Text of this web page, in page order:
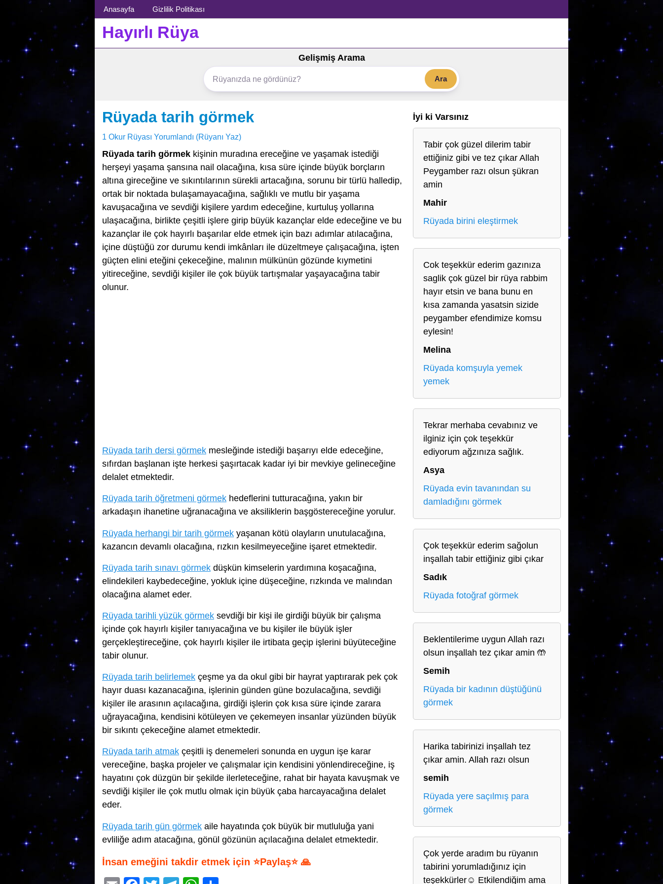
Menü
Anasayfa Gizlilik Politikası
Hayırlı Rüya
Gelişmiş Arama
Ara
Rüyada tarih görmek
1 Okur Rüyası Yorumlandı (Rüyanı Yaz)
Rüyada tarih görmek kişinin muradına ereceğine ve yaşamak istediği
herşeyi yaşama şansına nail olacağına, kısa süre içinde büyük borçların
altına gireceğine ve sıkıntılarının sürekli artacağına, sorunu bir türlü halledip,
ortak bir noktada bulaşamayacağına, sağlıklı ve mutlu bir yaşama
kavuşacağına ve sevdiği kişilere yardım edeceğine, kurtuluş yollarına
ulaşacağına, birlikte çeşitli işlere girip büyük kazançlar elde edeceğine ve bu
kazançlar ile çok hayırlı başarılar elde etmek için bazı adımlar atılacağına,
içine düştüğü zor durumu kendi imkânları ile düzeltmeye çalışacağına, işten
güçten elini eteğini çekeceğine, malının mülkünün gözünde kıymetini
yitireceğine, sevdiği kişiler ile çok büyük tartışmalar yaşayacağına tabir
olunur.
Rüyada tarih dersi görmek mesleğinde istediği başarıyı elde edeceğine,
sıfırdan başlanan işte herkesi şaşırtacak kadar iyi bir mevkiye gelineceğine
delalet etmektedir.
Rüyada tarih öğretmeni görmek hedeflerini tutturacağına, yakın bir
arkadaşın ihanetine uğranacağına ve aksiliklerin başgöstereceğine yorulur.
Rüyada herhangi bir tarih görmek yaşanan kötü olayların unutulacağına,
kazancın devamlı olacağına, rızkın kesilmeyeceğine işaret etmektedir.
Rüyada tarih sınavı görmek düşkün kimselerin yardımına koşacağına,
elindekileri kaybedeceğine, yokluk içine düşeceğine, rızkında ve malından
olacağına alamet eder.
Rüyada tarihli yüzük görmek sevdiği bir kişi ile girdiği büyük bir çalışma
içinde çok hayırlı kişiler tanıyacağına ve bu kişiler ile büyük işler
gerçekleştireceğine, çok hayırlı kişiler ile irtibata geçip işlerini büyüteceğine
tabir olunur.
Rüyada tarih belirlemek çeşme ya da okul gibi bir hayrat yaptırarak pek çok
hayır duası kazanacağına, işlerinin günden güne bozulacağına, sevdiği
kişiler ile arasının açılacağına, girdiği işlerin çok kısa süre içinde zarara
uğrayacağına, kendisini kötüleyen ve çekemeyen insanlar yüzünden büyük
bir sıkıntı çekeceğine alamet etmektedir.
Rüyada tarih atmak çeşitli iş denemeleri sonunda en uygun işe karar
vereceğine, başka projeler ve çalışmalar için kendisini yönlendireceğine, iş
hayatını çok düzgün bir şekilde ilerleteceğine, rahat bir hayata kavuşmak ve
sevdiği kişiler ile çok mutlu olmak için büyük çaba harcayacağına delalet
eder.
Rüyada tarih gün görmek aile hayatında çok büyük bir mutluluğa yani
evliliğe adım atacağına, gönül gözünün açılacağına delalet etmektedir.
İnsan emeğini takdir etmek için ⭐Paylaş⭐ 🙏
İyi ki Varsınız
Tabir çok güzel dilerim tabir
ettiğiniz gibi ve tez çıkar Allah
Peygamber razı olsun şükran
amin
Mahir
Rüyada birini eleştirmek
Cok teşekkür ederim gazınıza
saglik çok güzel bir rüya rabbim
hayır etsin ve bana bunu en
kısa zamanda yasatsin sizide
peygamber efendimize komsu
eylesin!
Melina
Rüyada komşuyla yemek
yemek
Tekrar merhaba cevabınız ve
ilginiz için çok teşekkür
ediyorum ağzınıza sağlık.
Asya
Rüyada evin tavanından su
damladığını görmek
Çok teşekkür ederim sağolun
inşallah tabir ettiğiniz gibi çıkar
Sadık
Rüyada fotoğraf görmek
Beklentilerime uygun Allah razı
olsun inşallah tez çıkar amin 🤲
Semih
Rüyada bir kadının düştüğünü
görmek
Harika tabirinizi inşallah tez
çıkar amin. Allah razı olsun
semih
Rüyada yere saçılmış para
görmek
Çok yerde aradım bu rüyanın
tabirini yorumladığınız için
teşekkürler☺️ Etkilendiğim ama